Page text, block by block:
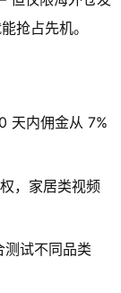
抢占先机。
天内佣金从 7%
，家居类视频
测试不同品类